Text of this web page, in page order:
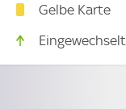
Gelbe Karte
Eingewechselt